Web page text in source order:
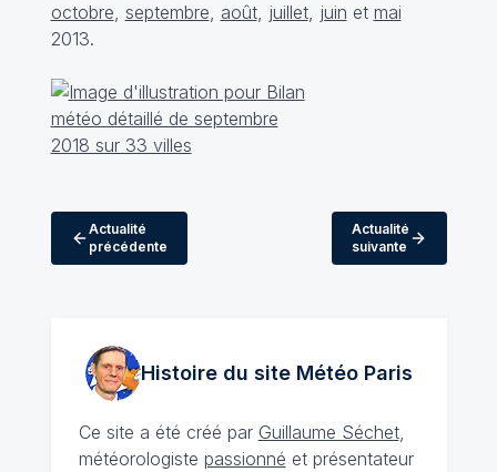
octobre, septembre, août, juillet, juin et mai
2013.
Actualité
précédente
Actualité
suivante
Histoire du site MétéoParis
Ce site a été créé par Guillaume Séchet,
météorologiste passionné et présentateur